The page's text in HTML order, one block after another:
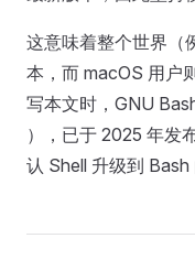
这意味着整个世界（
本，而 macOS 用户
写本文时，GNU
），已于 2025 年发
认 Shell 升级到